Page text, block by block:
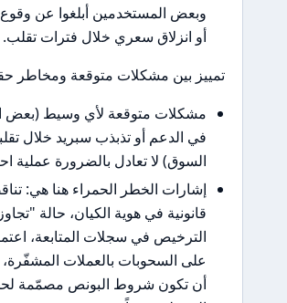
وبعض المستخدمين أبلغوا عن وقوع «سلاجز»
أو انزلاق سعري خلال فترات تقلب.
تمييز بين مشكلات متوقعة ومخاطر حقيقية:
مشكلات متوقعة لأي وسيط (بعض التأخير
في الدعم أو تذبذب سبريد خلال تقلبات
السوق) لا تعادل بالضرورة عملية احتيال.
إشارات الخطر الحمراء هنا هي: تناقضات
قانونية في هوية الكيان، حالة "تجاوز"
الترخيص في سجلات المتابعة، اعتماد قوي
على السحوبات بالعملات المشفّرة، وإمكانية
أن تكون شروط البونص مصمّمة لحجز